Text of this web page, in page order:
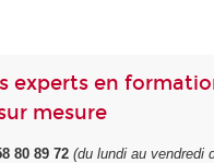
experts en
mesure
80 89 72 (du lundi au vendredi